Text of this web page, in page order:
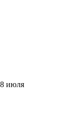
июля